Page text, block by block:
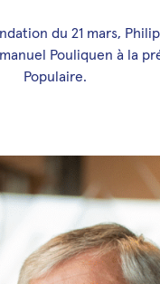
du 21 mars,
Pouliquen à la
Populaire.